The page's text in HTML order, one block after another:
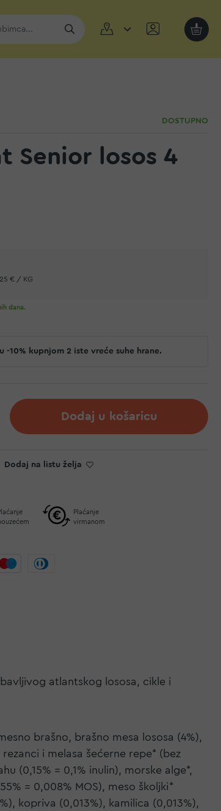
Moja
DOSTUPNO
Senior losos 4
€ / KG
dana.
-10% kupnjom 2 iste vreće suhe hrane.
Dodaj u košaricu
Dodaj na listu želja
Plaćanje
virmanom
atlantskog lososa, cikle i
brašno, brašno mesa lososa (4%),
i melasa šećerne repe* (bez
(0,15% = 0,1% inulin), morske alge*,
= 0,008% MOS), meso školjki*
kopriva (0,013%), kamilica (0,013%),